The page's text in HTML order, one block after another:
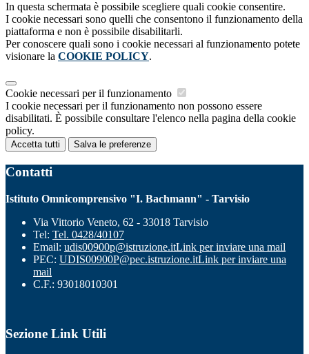
In questa schermata è possibile scegliere quali cookie consentire.
I cookie necessari sono quelli che consentono il funzionamento della
piattaforma e non è possibile disabilitarli.
Per conoscere quali sono i cookie necessari al funzionamento potete
visionare la COOKIE POLICY.
Cookie necessari per il funzionamento
I cookie necessari per il funzionamento non possono essere
disabilitati. È possibile consultare l'elenco nella pagina della cookie
policy.
Accetta tutti Salva le preferenze
Contatti
Istituto Omnicomprensivo "I. Bachmann" - Tarvisio
Via Vittorio Veneto, 62 - 33018 Tarvisio
Tel: Tel. 0428/40107
Email: udis00900p@istruzione.itLink per inviare una mail
PEC: UDIS00900P@pec.istruzione.itLink per inviare una
mail
C.F.: 93018010301
Sezione Link Utili